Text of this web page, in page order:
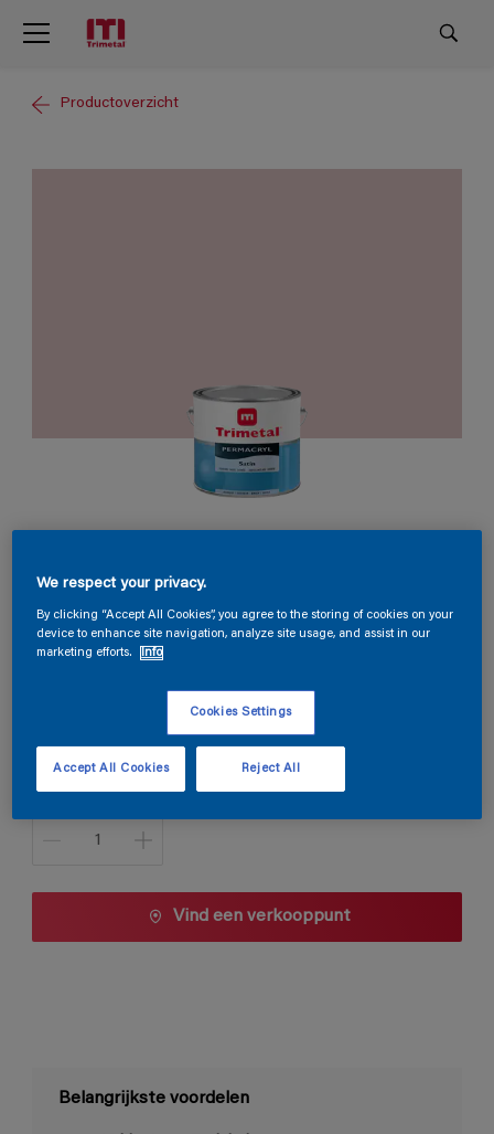
Productoverzicht
Permacryl Satin
A8.06.75
Kleur wijzigen
Verpakkingsgrootte
Aantal
Vind een verkooppunt
Belangrijkste voordelen
We respect your privacy.
By clicking “Accept All Cookies”, you agree to the storing of cookies on your
device to enhance site navigation, analyze site usage, and assist in our
marketing efforts.
Info
Cookies Settings
Reject All
Accept All Cookies